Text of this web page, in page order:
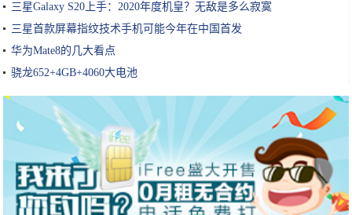
三星Galaxy S20上手：2020年度机皇？无敌是多么寂寞
三星首款屏幕指纹技术手机可能今年在中国首发
华为Mate8的几大看点
骁龙652+4GB+4060大电池